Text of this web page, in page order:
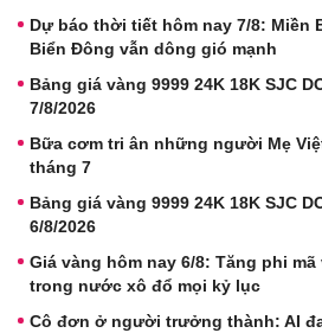
Dự báo thời tiết hôm nay 7/8: Miền
Biển Đông vẫn dông gió mạnh
Bảng giá vàng 9999 24K 18K SJC
7/8/2026
Bữa cơm tri ân những người Mẹ
tháng 7
Bảng giá vàng 9999 24K 18K SJC
6/8/2026
Giá vàng hôm nay 6/8: Tăng phi mã
trong nước xô đổ mọi kỷ lục
Cô đơn ở người trưởng thành: AI